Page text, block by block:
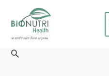
contenu
Rechercher